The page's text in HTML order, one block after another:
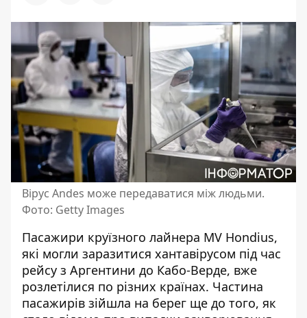
Вірус Andes може передаватися між людьми.
Фото: Getty Images
Пасажири круїзного лайнера MV Hondius,
які могли заразитися хантавірусом під час
рейсу з Аргентини до Кабо-Верде, вже
розлетілися по різних країнах. Частина
пасажирів зійшла на берег ще до того, як